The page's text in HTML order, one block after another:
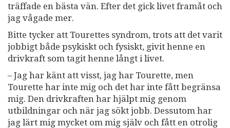
träffade en bästa vän. Efter det gick livet framåt och
jag vågade mer.
Bitte tycker att Tourettes syndrom, trots att det varit
jobbigt både psykiskt och fysiskt, givit henne en
drivkraft som tagit henne långt i livet.
– Jag har känt att visst, jag har Tourette, men
Tourette har inte mig och det har inte fått begränsa
mig. Den drivkraften har hjälpt mig genom
utbildningar och när jag sökt jobb. Dessutom har
jag lärt mig mycket om mig själv och fått en otrolig